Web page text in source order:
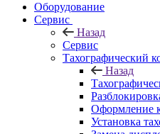
Оборудование
Сервис
Назад
Сервис
Тахографический
Назад
Оформление
Установка